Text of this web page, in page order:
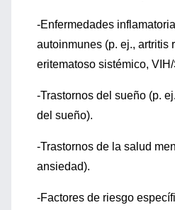
-Enfermedades
autoinmunes (p. ej., artritis
eritematoso sistémico,
-Trastornos del sueño (p.
del sueño).
-Trastornos de la salud
ansiedad).
-Factores de riesgo